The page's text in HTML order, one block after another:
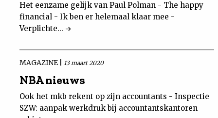
Het eenzame gelijk van Paul Polman - The happy
financial - Ik ben er helemaal klaar mee -
Verplichte...
MAGAZINE | 13 maart 2020
NBA nieuws
Ook het mkb rekent op zijn accountants - Inspectie
SZW: aanpak werkdruk bij accountantskantoren